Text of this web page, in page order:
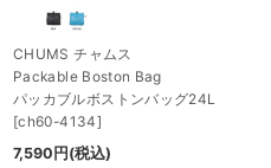
CHUMS チャムス
Packable Boston Bag
パッカブルボストンバッグ24L
[ch60-4134]
7,590 円 (税込)